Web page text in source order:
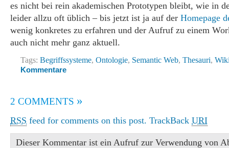
es nicht bei rein akademischen Prototypen bleibt, wie in
leider allzu oft üblich – bis jetzt ist ja auf der Homepage
wenig konkretes zu erfahren und der Aufruf zu einem
auch nicht mehr ganz aktuell.
Tags: Begriffssysteme, Ontologie, Semantic Web, Thesauri,
Kommentare
2 COMMENTS »
RSS feed for comments on this post. TrackBack URI
Dieser Kommentar ist ein Aufruf zur Verwendung von